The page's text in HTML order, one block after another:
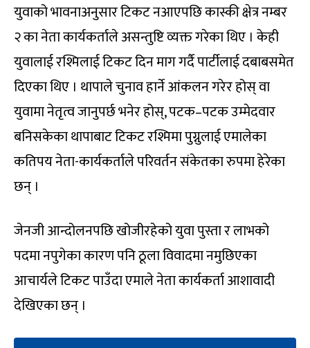
युवाको भावनाअनुसार टिकट नआएपछि कास्की क्षेत्र नम्बर
२ का नेता कार्यकर्ताले असन्तुष्टि व्यक्त गरेका थिए । केही
युवालाई रश्मिलाई टिकट दिन माग गर्दै पार्टीलाई दबाबसमेत
दिएका थिए । थापाले चुनाव हार्ने आंकलन गरेर होस् वा
युवामा नेतृत्व जानुपर्छ भनेर होस्, पटक–पटक उम्मेदवार
बनिसकेका थापाबाट टिकट रश्मिमा पुग्नुलाई एमालेका
कतिपय नेता-कार्यकर्ताले परिवर्तन संकेतका रुपमा हेरेका
छन् ।
जेनजी आन्दोलनपछि खोजीरहेको युवा पुस्ता र लाभको
पदमा नपुगेका कारण पनि ठूला विवादमा नमुछिएका
आचार्यले टिकट पाउँदा एमाले नेता कार्यकर्ता आशावादी
देखिएका छन् ।